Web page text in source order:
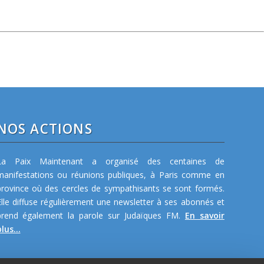
ACTIONS
Paix Maintenant a organisé des centaines de
ou réunions publiques, à Paris comme en
où des cercles de sympathisants se sont formés.
diffuse régulièrement une newsletter à ses abonnés et
également la parole sur Judaïques FM. En savoir